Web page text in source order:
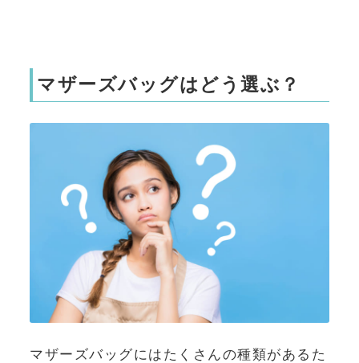
マザーズバッグはどう選ぶ？
マザーズバッグにはたくさんの種類があるた